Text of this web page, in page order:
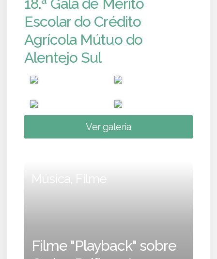
18.ª Gala de Mérito
Escolar do Crédito
Agrícola Mútuo do
Alentejo Sul
Ver galeria
Música, Filme
Filme "Playback" sobre